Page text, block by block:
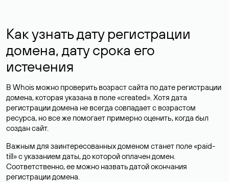
Как узнать дату регистрации
домена, дату срока его
истечения
В Whois можно проверить возраст сайта по дате регистрации
домена, которая указана в поле «created». Хотя дата
регистрации домена не всегда совпадает с возрастом
ресурса, но все же помогает примерно оценить, когда был
создан сайт.
Важным для заинтересованных доменом станет поле «paid-
till» с указанием даты, до которой оплачен домен.
Соответственно, ее можно назвать датой окончания
регистрации домена.